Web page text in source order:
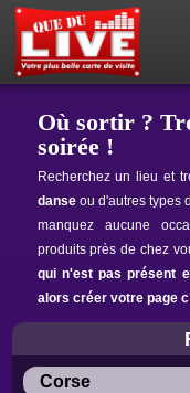
Où sortir ?
soirée !
Recherchez un lieu et
danseou d'autres types
manquez aucune
produits près de chez
qui n'est pas présent
alors créer votre page
Corse